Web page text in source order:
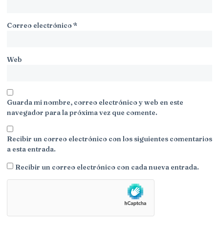
Correo electrónico*
Web
Guarda mi nombre, correo electrónico y web en este
navegador para la próxima vez que comente.
Recibir un correo electrónico con los siguientes comentarios
a esta entrada.
Recibir un correo electrónico con cada nueva entrada.